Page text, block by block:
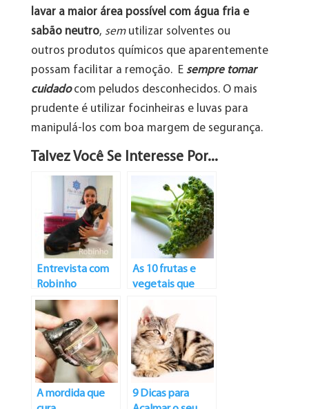
lavar a maior área possível com água fria e
sabão neutro, semutilizar solventes ou
outros produtos químicos que aparentemente
possam facilitar a remoção. E sempre tomar
cuidadocom peludos desconhecidos. O mais
prudente é utilizar focinheiras e luvas para
manipulá-los com boa margem de segurança.
Talvez Você Se Interesse Por...
Entrevista com
Robinho
As 10 frutas e
vegetais que
nutrição dos cães
A mordida que
9 Dicas para